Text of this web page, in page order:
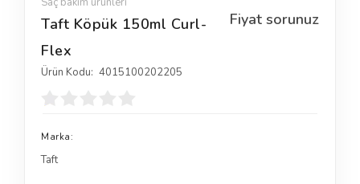
Fiyat sorunuz
Taft Köpük 150ml Curl-
Flex
Ürün Kodu: 4015100202205
Marka:
Taft